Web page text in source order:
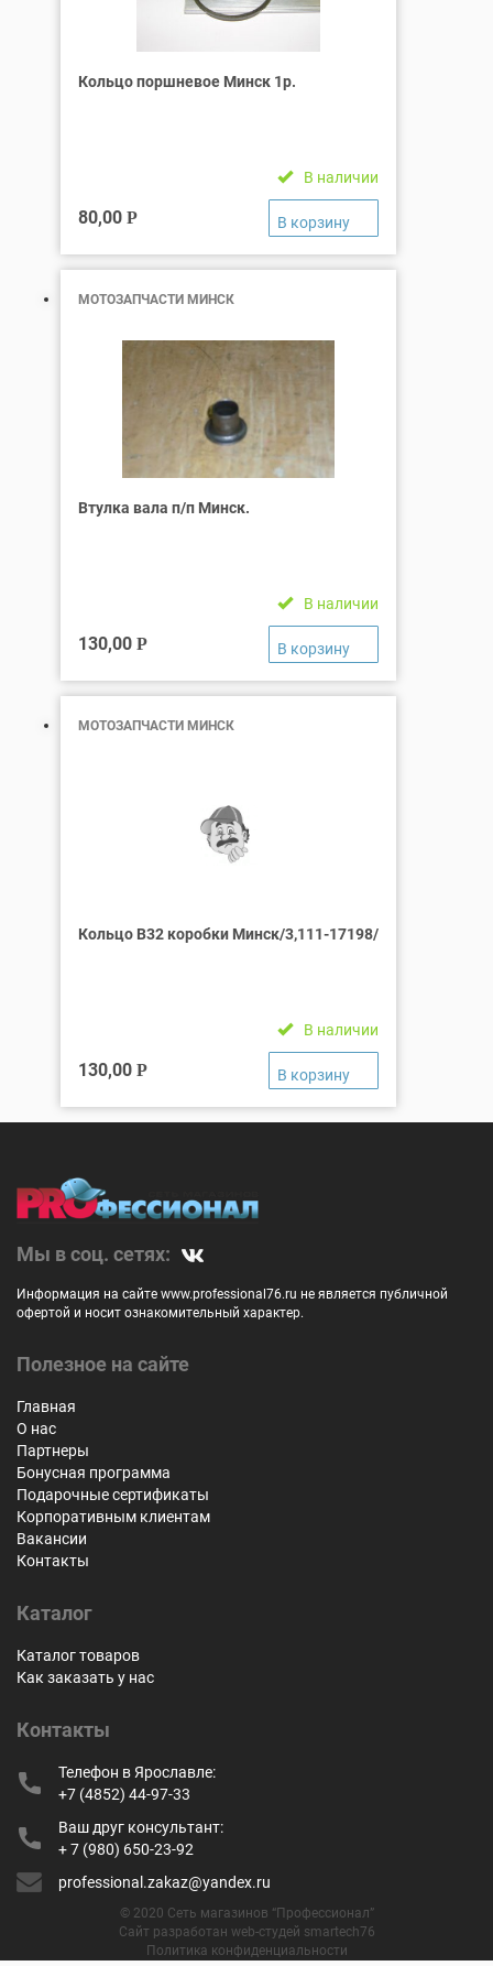
Кольцо поршневое Минск 1р.
В наличии
80,00 Р
МОТОЗАПЧАСТИ МИНСК
Втулка вала п/п Минск.
В наличии
130,00 Р
МОТОЗАПЧАСТИ МИНСК
Кольцо В32 коробки Минск/3,111-17198/
В наличии
130,00 Р
Мы в соц. сетях:
Информация на сайте www.professional76.ru не является публичной
офертой и носит ознакомительный характер.
Полезное на сайте
Главная
О нас
Партнеры
Бонусная программа
Подарочные сертификаты
Корпоративным клиентам
Вакансии
Контакты
Каталог
Каталог товаров
Как заказать у нас
Контакты
Телефон в Ярославле:
+7 (4852) 44-97-33
Ваш друг консультант:
+ 7 (980) 650-23-92
professional.zakaz@yandex.ru
© 2020 Сеть магазинов “Профессионал”
Сайт разработан web-студей smartech76
Политика конфиденциальности